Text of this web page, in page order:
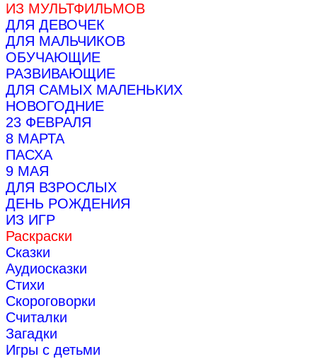
ИЗ МУЛЬТФИЛЬМОВ
ДЛЯ ДЕВОЧЕК
ДЛЯ МАЛЬЧИКОВ
ОБУЧАЮЩИЕ
РАЗВИВАЮЩИЕ
ДЛЯ САМЫХ МАЛЕНЬКИХ
НОВОГОДНИЕ
23 ФЕВРАЛЯ
8 МАРТА
ПАСХА
9 МАЯ
ДЛЯ ВЗРОСЛЫХ
ДЕНЬ РОЖДЕНИЯ
ИЗ ИГР
Раскраски
Сказки
Аудиосказки
Стихи
Скороговорки
Считалки
Загадки
Игры с детьми